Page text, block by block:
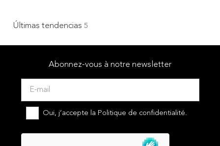
Últimas tendencias 5
Abonnez-vous à notre newsletter
Oui, j’accepte la Politique de confidentialité.